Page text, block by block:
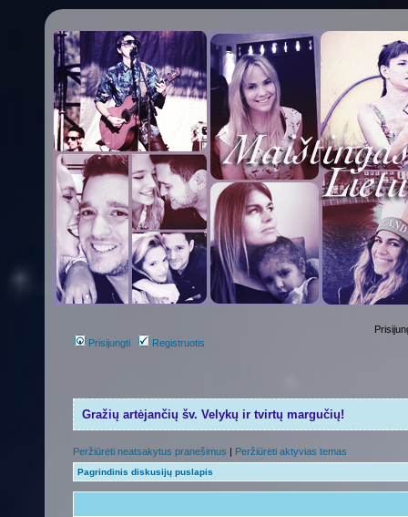
Prisijungti Registruotis
Gražių artėjančių šv. Velykų ir tvirtų margučių!
Peržiūrėti neatsakytus pranešimus | Peržiūrėti aktyvias temas
Pagrindinis diskusijų puslapis